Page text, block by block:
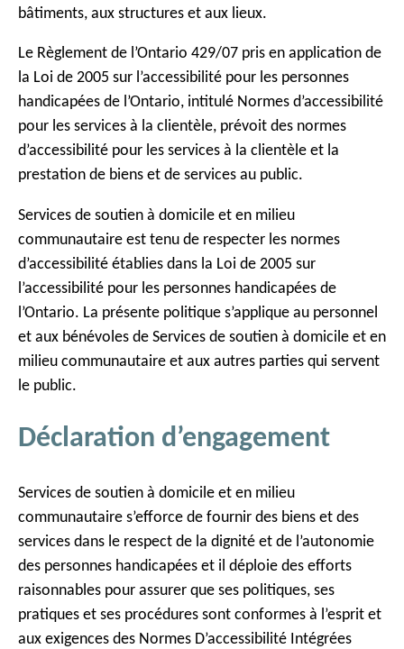
bâtiments, aux structures et aux lieux.
Le Règlement de l’Ontario 429/07 pris en application de
la Loi de 2005 sur l’accessibilité pour les personnes
handicapées de l’Ontario, intitulé Normes d’accessibilité
pour les services à la clientèle, prévoit des normes
d’accessibilité pour les services à la clientèle et la
prestation de biens et de services au public.
Services de soutien à domicile et en milieu
communautaire est tenu de respecter les normes
d’accessibilité établies dans la Loi de 2005 sur
l’accessibilité pour les personnes handicapées de
l’Ontario. La présente politique s’applique au personnel
et aux bénévoles de Services de soutien à domicile et en
milieu communautaire et aux autres parties qui servent
le public.
Déclaration d’engagement
Services de soutien à domicile et en milieu
communautaire s’efforce de fournir des biens et des
services dans le respect de la dignité et de l’autonomie
des personnes handicapées et il déploie des efforts
raisonnables pour assurer que ses politiques, ses
pratiques et ses procédures sont conformes à l’esprit et
aux exigences des Normes D’accessibilité Intégrées